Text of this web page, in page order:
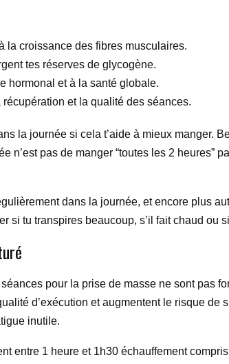
la croissance des fibres musculaires.
tes réserves de glycogène.
hormonal et à la santé globale.
et la qualité des séances.
la journée si cela t’aide à mieux manger.
n’est pas de manger “toutes les 2
dans la journée, et encore plus
si tu transpires beaucoup, s’il fait chaud ou
pour la prise de masse ne sont pas
d’exécution et augmentent le risque de
inutile.
entre 1 heure et 1h30 échauffement